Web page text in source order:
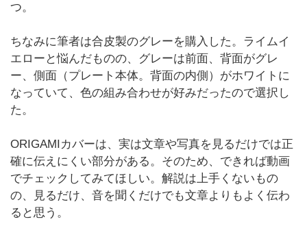
つ。
ちなみに筆者は合皮製のグレーを購入した。ライムイ
エローと悩んだものの、グレーは前面、背面がグレ
ー、側面（プレート本体。背面の内側）がホワイトに
なっていて、色の組み合わせが好みだったので選択し
た。
ORIGAMIカバーは、実は文章や写真を見るだけでは正
確に伝えにくい部分がある。そのため、できれば動画
でチェックしてみてほしい。解説は上手くないもの
の、見るだけ、音を聞くだけでも文章よりもよく伝わ
ると思う。